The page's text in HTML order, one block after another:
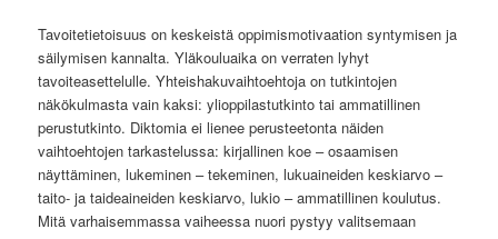
Tavoitetietoisuus on keskeistä oppimismotivaation syntymisen ja
säilymisen kannalta. Yläkouluaika on verraten lyhyt
tavoiteasettelulle. Yhteishakuvaihtoehtoja on tutkintojen
näkökulmasta vain kaksi: ylioppilastutkinto tai ammatillinen
perustutkinto. Diktomia ei lienee perusteetonta näiden
vaihtoehtojen tarkastelussa: kirjallinen koe – osaamisen
näyttäminen, lukeminen – tekeminen, lukuaineiden keskiarvo –
taito- ja taideaineiden keskiarvo, lukio – ammatillinen koulutus.
Mitä varhaisemmassa vaiheessa nuori pystyy valitsemaan